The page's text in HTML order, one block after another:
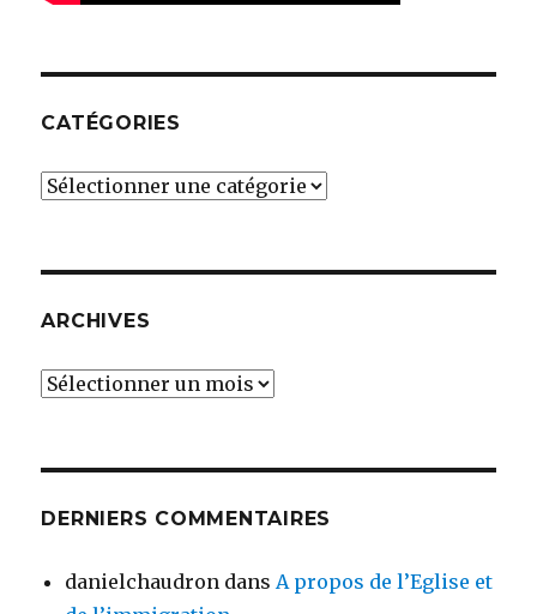
CATÉGORIES
Catégories
ARCHIVES
Archives
DERNIERS COMMENTAIRES
danielchaudron dansA propos de l’Eglise et